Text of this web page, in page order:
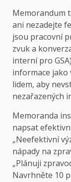
Memorandum
ani nezadejte
jsou pracovní
zvuk a
interní pro
informace jako
lidem, aby
nezařazených
Memoranda
napsat
„Neefektivní
nápady na
„Plánuji
Navrhněte 10